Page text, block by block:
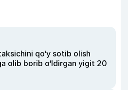
qo‘y sotib olish
olib borib o‘ldirgan yigit 20